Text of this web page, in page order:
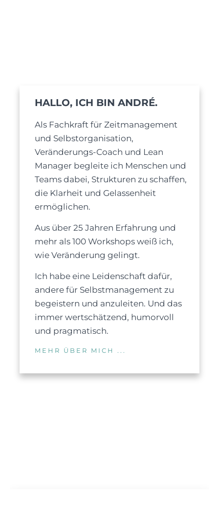
HALLO, ICH BIN ANDRÉ.
Als Fachkraft für Zeitmanagement
und Selbstorganisation,
Veränderungs-Coach und Lean
Manager begleite ich Menschen und
Teams dabei, Strukturen zu schaffen,
die Klarheit und Gelassenheit
ermöglichen.
Aus über 25 Jahren Erfahrung und
mehr als 100 Workshops weiß ich,
wie Veränderung gelingt.
Ich habe eine Leidenschaft dafür,
andere für Selbstmanagement zu
begeistern und anzuleiten. Und das
immer wertschätzend, humorvoll
und pragmatisch.
MEHR ÜBER MICH ...